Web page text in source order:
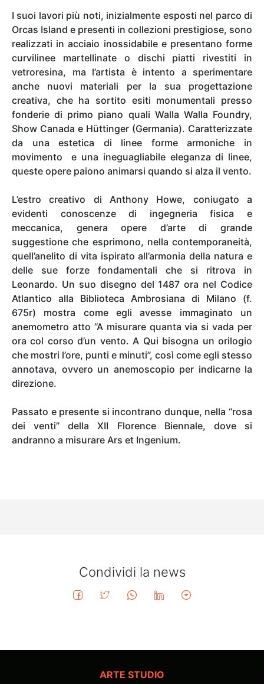
I suoi lavori più noti, inizialmente esposti nel parco di
Orcas Island e presenti in collezioni prestigiose, sono
realizzati in acciaio inossidabile e presentano forme
curvilinee martellinate o dischi piatti rivestiti in
vetroresina, ma l’artista è intento a sperimentare
anche nuovi materiali per la sua progettazione
creativa, che ha sortito esiti monumentali presso
fonderie di primo piano quali Walla Walla Foundry,
Show Canada e Hüttinger (Germania). Caratterizzate
da una estetica di linee forme armoniche in
movimento e una ineguagliabile eleganza di linee,
queste opere paiono animarsi quando si alza il vento.
L’estro creativo di Anthony Howe, coniugato a
evidenti conoscenze di ingegneria fisica e
meccanica, genera opere d’arte di grande
suggestione che esprimono, nella contemporaneità,
quell’anelito di vita ispirato all’armonia della natura e
delle sue forze fondamentali che si ritrova in
Leonardo. Un suo disegno del 1487 ora nel Codice
Atlantico alla Biblioteca Ambrosiana di Milano (f.
675r) mostra come egli avesse immaginato un
anemometro atto “A misurare quanta via si vada per
ora col corso d’un vento. A Qui bisogna un orilogio
che mostri l’ore, punti e minuti”, così come egli stesso
annotava, ovvero un anemoscopio per indicarne la
direzione.
Passato e presente si incontrano dunque, nella “rosa
dei venti” della XII Florence Biennale, dove si
andranno a misurare Ars et Ingenium.
Condividi la news
ARTE STUDIO